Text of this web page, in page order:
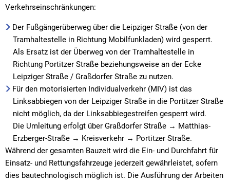
Verkehrseinschränkungen:
Der Fußgängerüberweg über die Leipziger Straße (von der
Tramhaltestelle in Richtung Mobilfunkladen) wird gesperrt.
Als Ersatz ist der Überweg von der Tramhaltestelle in
Richtung Portitzer Straße beziehungsweise an der Ecke
Leipziger Straße / Graßdorfer Straße zu nutzen.
Für den motorisierten Individualverkehr (MIV) ist das
Linksabbiegen von der Leipziger Straße in die Portitzer Straße
nicht möglich, da der Linksabbiegestreifen gesperrt wird.
Die Umleitung erfolgt über Graßdorfer Straße → Matthias-
Erzberger-Straße → Kreisverkehr → Portitzer Straße.
Während der gesamten Bauzeit wird die Ein- und Durchfahrt für
Einsatz- und Rettungsfahrzeuge jederzeit gewährleistet, sofern
dies bautechnologisch möglich ist. Die Ausführung der Arbeiten